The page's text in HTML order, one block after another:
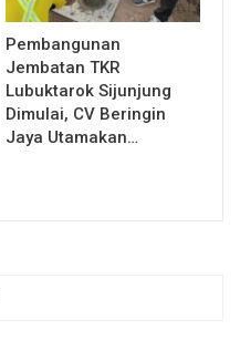
Pembangunan
Jembatan TKR
Lubuktarok Sijunjung
Dimulai, CV Beringin
Jaya Utamakan…